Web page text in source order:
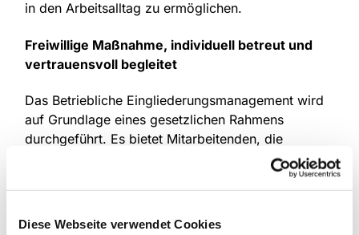
Diese Webseite verwendet Cookies
in den Arbeitsalltag zu ermöglichen.
Freiwillige Maßnahme, individuell betreut und
vertrauensvoll begleitet
Das Betriebliche Eingliederungsmanagement wird
auf Grundlage eines gesetzlichen Rahmens
durchgeführt. Es bietet Mitarbeitenden, die
innerhalb von zwölf Monaten mindestens 42
Kalendertage krankheitsbedingt ausgefallen sind,
die Möglichkeit einer individuellen Rückkehr in den